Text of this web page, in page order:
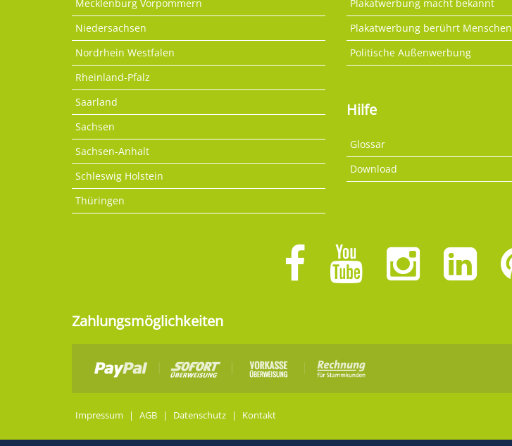
Mecklenburg Vorpommern
Niedersachsen
Nordrhein Westfalen
Rheinland-Pfalz
Saarland
Sachsen
Sachsen-Anhalt
Schleswig Holstein
Thüringen
Plakatwerbung macht bekannt
Plakatwerbung berührt Menschen
Politische Außenwerbung
Hilfe
Glossar
Download
Zahlungsmöglichkeiten
Impressum | AGB | Datenschutz | Kontakt